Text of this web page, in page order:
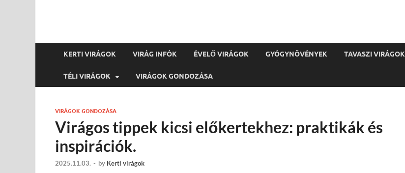
KERTI VIRÁGOK VIRÁG INFÓK ÉVELŐ VIRÁGOK GYÓGYNÖVÉNYEK TAVASZI VIRÁGOK
TÉLI VIRÁGOK VIRÁGOK GONDOZÁSA
VIRÁGOK GONDOZÁSA
Virágos tippek kicsi előkertekhez: praktikák és
inspirációk.
2025.11.03. - by Kerti virágok